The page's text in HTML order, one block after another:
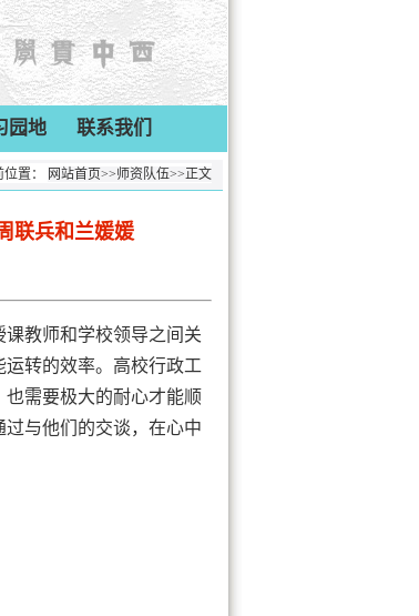
园地 联系我们
位置： 网站首页>>师资队伍>>正文
联兵和兰媛媛
教师和学校领导之间关
转的效率。高校行政工
需要极大的耐心才能顺
与他们的交谈，在心中